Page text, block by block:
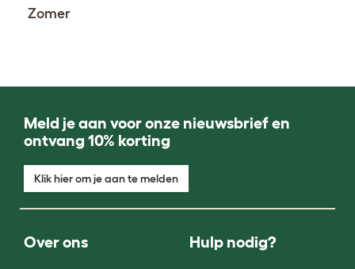
Zomer
Meld je aan voor onze nieuwsbrief en
ontvang 10% korting
Klik hier om je aan te melden
Over ons Hulp nodig?